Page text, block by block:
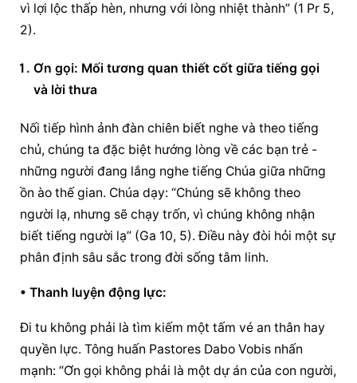
vì lợi lộc thấp hèn, nhưng với lòng nhiệt thành” (1 Pr 5,
2).
Ơn gọi: Mối tương quan thiết cốt giữa tiếng gọi
và lời thưa
Nối tiếp hình ảnh đàn chiên biết nghe và theo tiếng
chủ, chúng ta đặc biệt hướng lòng về các bạn trẻ -
những người đang lắng nghe tiếng Chúa giữa những
ồn ào thế gian. Chúa dạy: “Chúng sẽ không theo
người lạ, nhưng sẽ chạy trốn, vì chúng không nhận
biết tiếng người lạ” (Ga 10, 5). Điều này đòi hỏi một sự
phân định sâu sắc trong đời sống tâm linh.
• Thanh luyện động lực:
Đi tu không phải là tìm kiếm một tấm vé an thân hay
quyền lực. Tông huấn Pastores Dabo Vobis nhấn
mạnh: “Ơn gọi không phải là một dự án của con người,